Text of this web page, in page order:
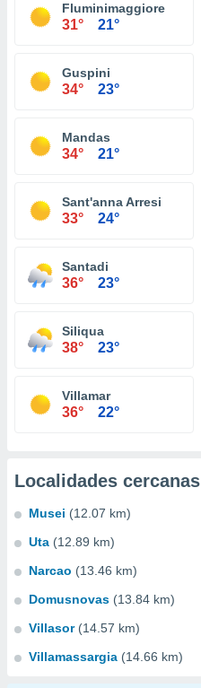
Fluminimaggiore
31° 21°
Guspini
34° 23°
Mandas
34° 21°
Sant'anna Arresi
33° 24°
Santadi
36° 23°
Siliqua
38° 23°
Villamar
36° 22°
Localidades cercanas
Musei (12.07 km)
Uta (12.89 km)
Narcao (13.46 km)
Domusnovas (13.84 km)
Villasor (14.57 km)
Villamassargia (14.66 km)